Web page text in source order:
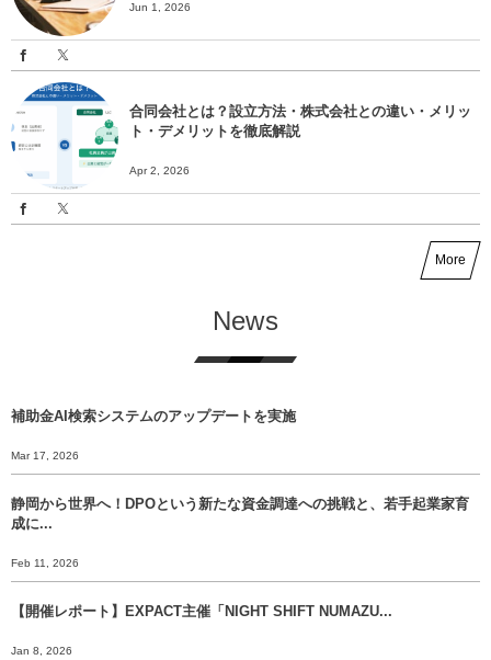
Jun 1, 2026
合同会社とは？設立方法・株式会社との違い・メリッ
ト・デメリットを徹底解説
Apr 2, 2026
More
News
補助金AI検索システムのアップデートを実施
Mar 17, 2026
静岡から世界へ！DPOという新たな資金調達への挑戦と、若手起業家育
成に...
Feb 11, 2026
【開催レポート】EXPACT主催「NIGHT SHIFT NUMAZU...
Jan 8, 2026